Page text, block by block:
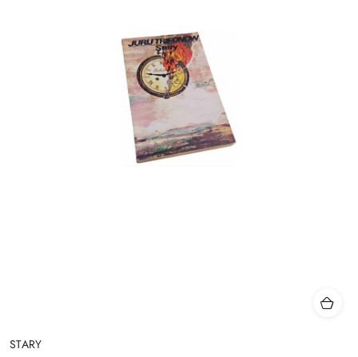
STARY